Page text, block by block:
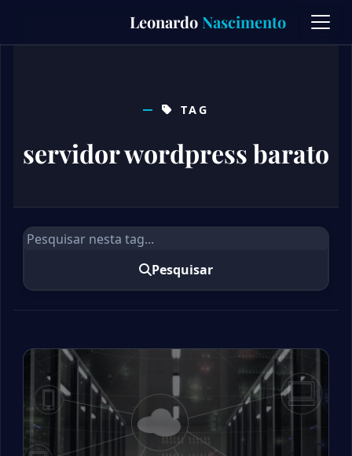
content
Leonardo Nascimento
TAG
servidor wordpress barato
Pesquisar